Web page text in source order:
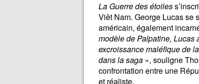
La Guerre des étoiles
Viêt Nam. George Lucas se
américain, également
modèle de Palpatine, Lucas
excroissance maléfique de
dans la saga », souligne
confrontation entre une
et réaliste.